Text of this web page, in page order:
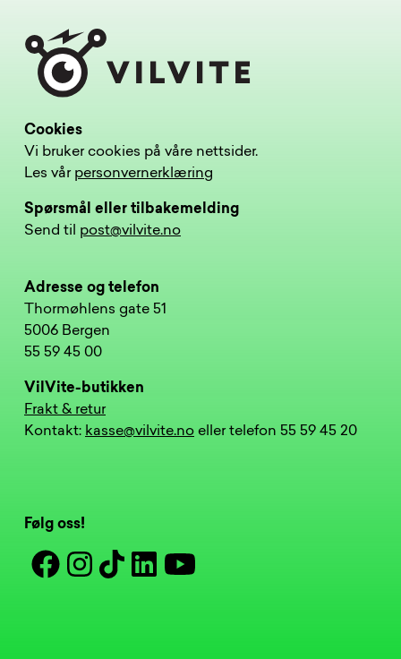
Cookies
Vi bruker cookies på våre nettsider.
Les vår personvernerklæring
Spørsmål eller tilbakemelding
Send til post@vilvite.no
Adresse og telefon
Thormøhlens gate 51
5006 Bergen
55 59 45 00
VilVite-butikken
Frakt & retur
Kontakt: kasse@vilvite.no eller telefon 55 59 45 20
Følg oss!
FacebookInstagram
TiktokLinkedinYoutube